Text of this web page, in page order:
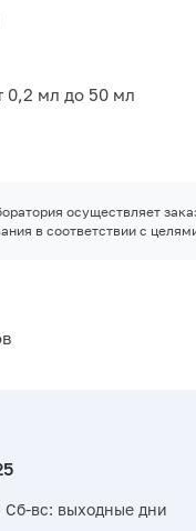
0,2 мл до 50 мл
осуществляет
в соответствии с
вс: выходные дни